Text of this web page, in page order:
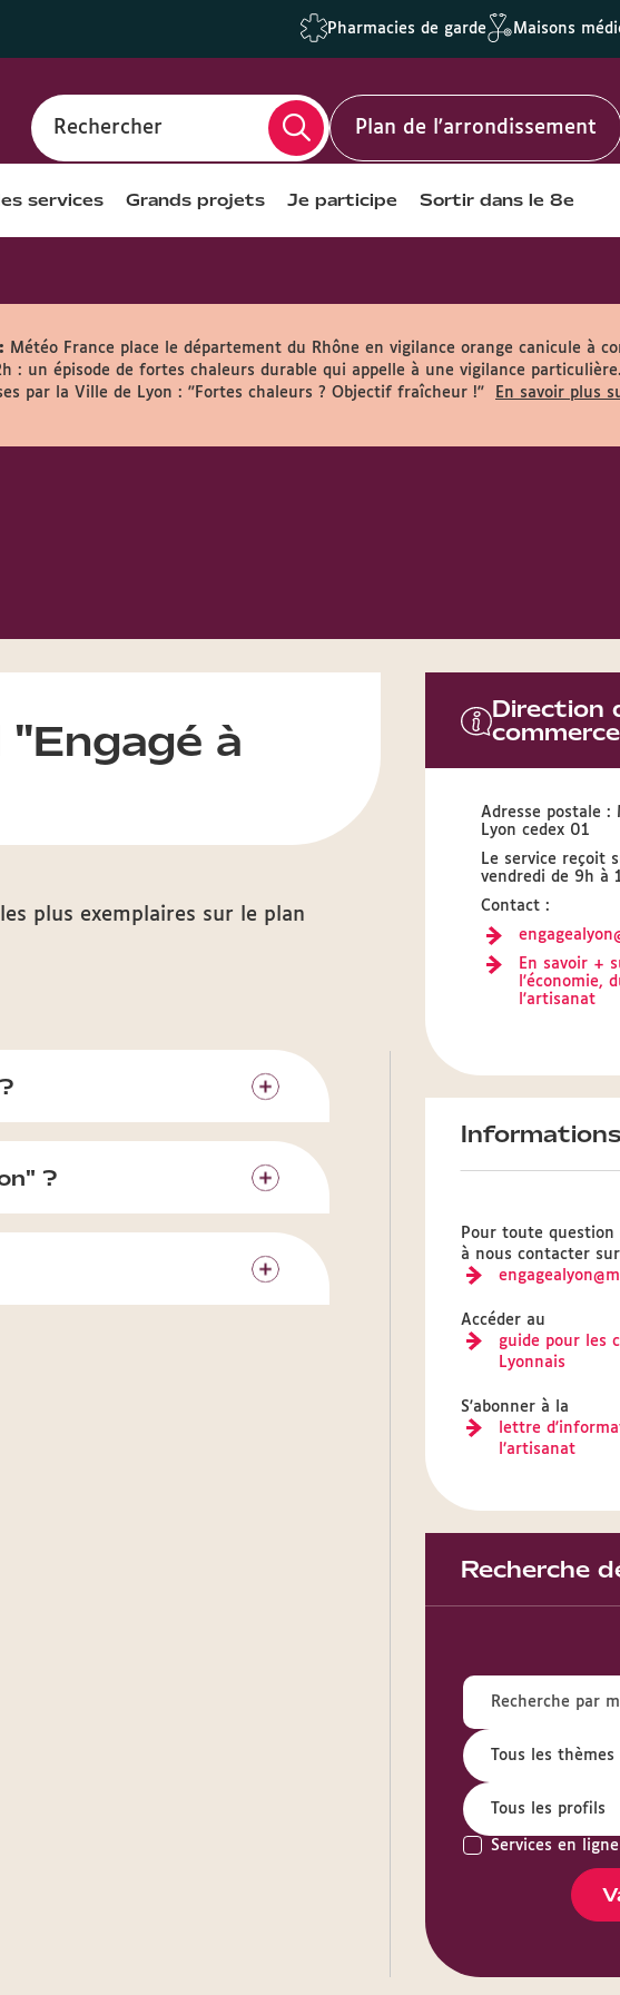
Pharmacies de garde Maisons
Rechercher Plan de l'arrondissement
services Grands projets Je participe Sortir dans le 8e
Météo France place le département du Rhône en vigilance orange canicule à
: un épisode de fortes chaleurs durable qui appelle à une vigilance
par la Ville de Lyon : "Fortes chaleurs ? Objectif fraîcheur !"
En savoir plus
à
plus exemplaires sur le plan
?
Direction
Adresse postale :
Lyon cedex 01
Le service reçoit
vendredi de 9h à
Contact :
En savoir +
l'économie,
l'artisanat
Pour toute
à nous contacter sur
Accéder au
guide pour les
Lyonnais
S'abonner à la
lettre
l’artisanat
Recherche
Services en